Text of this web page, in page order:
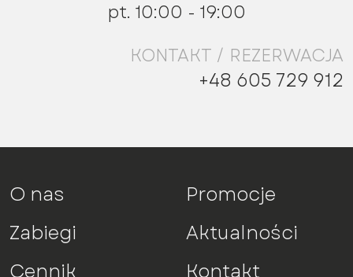
pt. 10:00 - 19:00
KONTAKT / REZERWACJA
+48 605 729 912
O nas
Zabiegi
Cennik
Promocje
Aktualności
Kontakt